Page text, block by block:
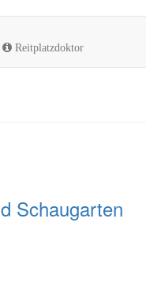
Reitplatzdoktor
Schaugarten